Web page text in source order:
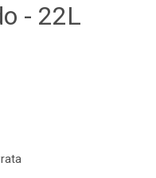
- 22L